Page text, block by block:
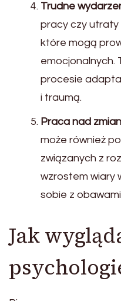
Trudne
pracy czy utraty
które mogą
emocjonalnych.
procesie
i traumą.
Praca nad
może również
związanych z
wzrostem wiary
sobie z
Jak